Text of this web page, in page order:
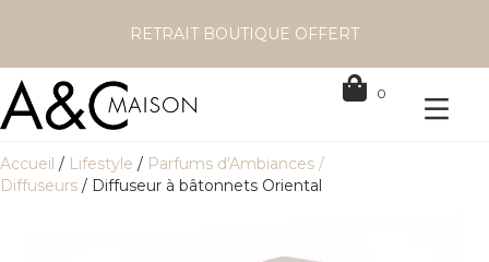
RETRAIT BOUTIQUE OFFERT
0
Accueil / Lifestyle / Parfums d'Ambiances /
Diffuseurs / Diffuseur à bâtonnets Oriental